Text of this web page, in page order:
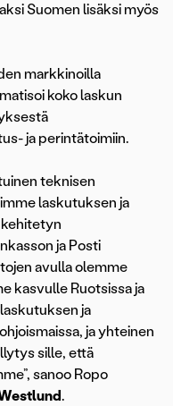
Suomen lisäksi myös
markkinoilla
koko laskun
ja perintätoimiin.
teknisen
laskutuksen ja
ja Posti
avulla olemme
kasvulle Ruotsissa ja
ja
ja yhteinen
sille, että
sanoo Ropo
.